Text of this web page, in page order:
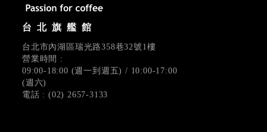
台北旗艦館
台北市內湖區瑞光路358巷32號1樓
營業時間 :
09:00-18:00 (週一到週五) / 10:00-17:00
(週六)
電話 : (02) 2657-3133